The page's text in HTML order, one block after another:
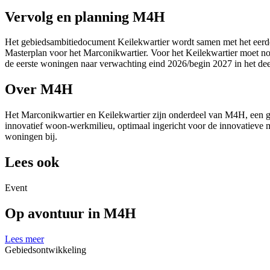
Vervolg en planning M4H
Het gebiedsambitiedocument Keilekwartier wordt samen met het
Masterplan voor het Marconikwartier. Voor het Keilekwartier moet
de eerste woningen naar verwachting eind 2026/begin 2027 in het
Over M4H
Het Marconikwartier en Keilekwartier zijn onderdeel van M4H, een
innovatief woon-werkmilieu, optimaal ingericht voor de innovatieve
woningen bij.
Lees ook
Event
Op avontuur in M4H
Lees meer
Gebiedsontwikkeling